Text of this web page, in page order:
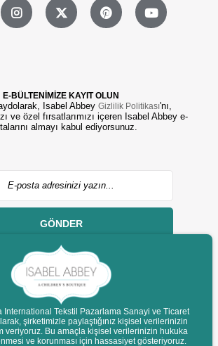
E-BÜLTENİMİZE KAYIT OLUN
Isabel Abbey Gizlilik Politikası'nı,
ve özel fırsatlarımızı içeren Isabel Abbey e-
almayı kabul ediyorsunuz.
GÖNDER
- Tüm Hakları Saklıdır.
International Tekstil Pazarlama Sanayi ve Ticaret
şirketimizle paylaştığınız kişisel verilerinizin
veriyoruz. Bu amaçla kişisel verilerinizin hukuka
ve korunması için hassasiyet gösteriyoruz.